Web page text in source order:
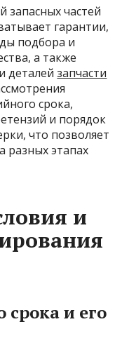
запасных частей
гарантии,
подбора и
а также
деталейзапчасти
срока,
и порядок
что позволяет
разных этапах
и
срока и его